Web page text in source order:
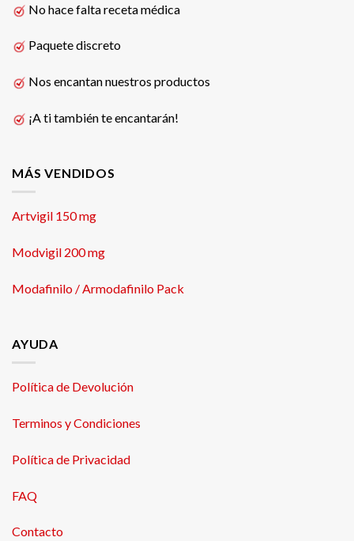
No hace falta receta médica
Paquete discreto
Nos encantan nuestros productos
¡A ti también te encantarán!
MÁS VENDIDOS
Artvigil 150 mg
Modvigil 200 mg
Modafinilo / Armodafinilo Pack
AYUDA
Política de Devolución
Terminos y Condiciones
Política de Privacidad
FAQ
Contacto